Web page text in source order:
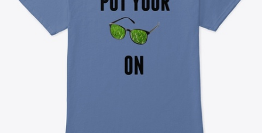
Überall verkaufen
Etwas verkaufen